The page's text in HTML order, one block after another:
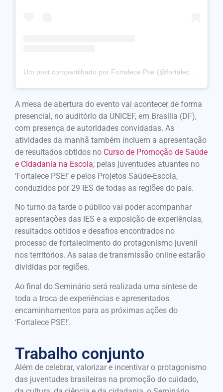
A mesa de abertura do evento vai acontecer de forma
presencial, no auditório da UNICEF, em Brasília (DF),
com presença de autoridades convidadas. As
atividades da manhã também incluem a apresentação
de resultados obtidos no Curso de Promoção de Saúde
e Cidadania na Escola; pelas juventudes atuantes no
‘Fortalece PSE!’ e pelos Projetos Saúde-Escola,
conduzidos por 29 IES de todas as regiões do país.
No turno da tarde o público vai poder acompanhar
apresentações das IES e a exposição de experiências,
resultados obtidos e desafios encontrados no
processo de fortalecimento do protagonismo juvenil
nos territórios. As salas de transmissão online estarão
divididas por regiões.
Ao final do Seminário será realizada uma síntese de
toda a troca de experiências e apresentados
encaminhamentos para as próximas ações do
‘Fortalece PSE!’.
Trabalho conjunto
Além de celebrar, valorizar e incentivar o protagonismo
das juventudes brasileiras na promoção do cuidado,